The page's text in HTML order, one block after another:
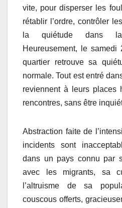
vite, pour disperser les
rétablir l’ordre, contrôler
la quiétude dans la
Heureusement, le
quartier retrouve sa
normale. Tout est entré
reviennent à leurs places
rencontres, sans être
Abstraction faite de
incidents sont
dans un pays connu par
avec les migrants, sa
l’altruisme de sa
couscous offerts,